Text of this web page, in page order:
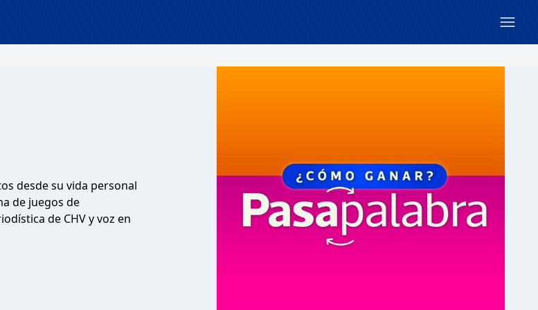
desde su vida personal
de juegos de
de CHV y voz en